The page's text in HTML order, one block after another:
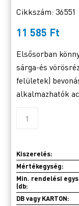
Cikkszám: 36551
11 585 Ft
Elsősorban
sárga-és
felületek)
alkalmazhatók
Kiszerelés:
Mértékegység:
Min. rendelési
(db:
DB vagy KARTON: